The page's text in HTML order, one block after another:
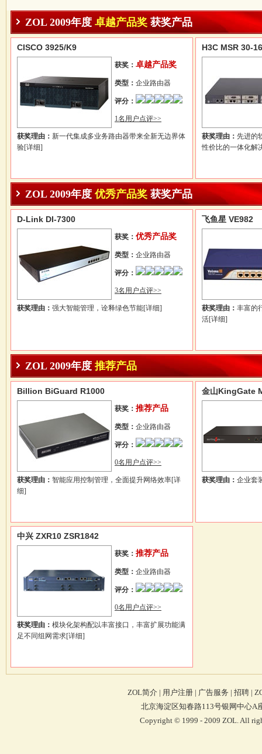
ZOL 2009年度 卓越产品奖 获奖产品
CISCO 3925/K9
获奖： 卓越产品奖
类型： 企业路由器
评分：
1名用户点评>>
获奖理由： 新一代集成多业务路由器带来全新无边界体
验[详细]
H3C MSR 30-16
获奖理由： 先进的
性价比的一体化解
ZOL 2009年度 优秀产品奖 获奖产品
D-Link DI-7300
获奖： 优秀产品奖
类型： 企业路由器
评分：
3名用户点评>>
获奖理由： 强大智能管理，诠释绿色节能[详细]
飞鱼星 VE982
获奖理由： 丰富的
活[详细]
ZOL 2009年度 推荐产品
Billion BiGuard R1000
获奖： 推荐产品
类型： 企业路由器
评分：
0名用户点评>>
获奖理由： 智能应用控制管理，全面提升网络效率[详
细]
金山KingGate
获奖理由： 企业套
中兴 ZXR10 ZSR1842
获奖： 推荐产品
类型： 企业路由器
评分：
0名用户点评>>
获奖理由： 模块化架构配以丰富接口，丰富扩展功能满
足不同组网需求[详细]
ZOL简介 | 用户注册 | 广告服务 | 招聘 |
北京海淀区知春路113号银网中心A
Copyright © 1999 - 2009 ZOL. All